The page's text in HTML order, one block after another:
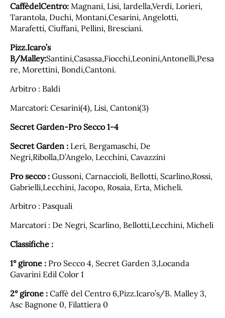
CaffèdelCentro: Magnani, Lisi, Iardella,Verdi, Lorieri,
Tarantola, Duchi, Montani,Cesarini, Angelotti,
Marafetti, Ciuffani, Pellini, Bresciani.
Pizz.Icaro’s
B/Malley:Santini,Casassa,Fiocchi,Leonini,Antonelli,Pesa
re, Morettini, Bondi,Cantoni.
Arbitro : Baldi
Marcatori: Cesarini(4), Lisi, Cantoni(3)
Secret Garden-Pro Secco 1-4
Secret Garden : Leri, Bergamaschi, De
Negri,Ribolla,D’Angelo, Lecchini, Cavazzini
Pro secco : Gussoni, Carnaccioli, Bellotti, Scarlino,Rossi,
Gabrielli,Lecchini, Jacopo, Rosaia, Erta, Micheli.
Arbitro : Pasquali
Marcatori : De Negri, Scarlino, Bellotti,Lecchini, Micheli
Classifiche :
1° girone : Pro Secco 4, Secret Garden 3,Locanda
Gavarini Edil Color 1
2° girone : Caffè del Centro 6,Pizz.Icaro’s/B. Malley 3,
Asc Bagnone 0, Filattiera 0